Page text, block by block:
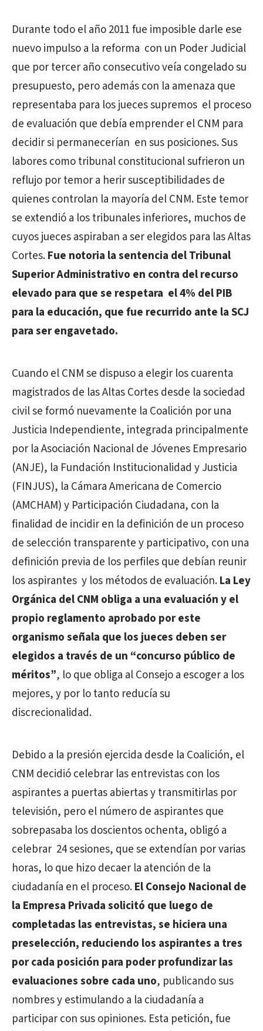
Durante todo el año 2011 fue imposible darle ese
nuevo impulso a la reforma con un Poder Judicial
que por tercer año consecutivo veía congelado su
presupuesto, pero además con la amenaza que
representaba para los jueces supremos el proceso
de evaluación que debía emprender el CNM para
decidir si permanecerían en sus posiciones. Sus
labores como tribunal constitucional sufrieron un
reflujo por temor a herir susceptibilidades de
quienes controlan la mayoría del CNM. Este temor
se extendió a los tribunales inferiores, muchos de
cuyos jueces aspiraban a ser elegidos para las Altas
Cortes.Fue notoria la sentencia del Tribunal
Superior Administrativo en contra del recurso
elevado para que se respetara el 4% del PIB
para la educación, que fue recurrido ante la SCJ
para ser engavetado.
Cuando el CNM se dispuso a elegir los cuarenta
magistrados de las Altas Cortes desde la sociedad
civil se formó nuevamente la Coalición por una
Justicia Independiente, integrada principalmente
por la Asociación Nacional de Jóvenes Empresario
(ANJE), la Fundación Institucionalidad y Justicia
(FINJUS), la Cámara Americana de Comercio
(AMCHAM) y Participación Ciudadana, con la
finalidad de incidir en la definición de un proceso
de selección transparente y participativo, con una
definición previa de los perfiles que debían reunir
los aspirantes y los métodos de evaluación.La Ley
Orgánica del CNM obliga a una evaluación y el
propio reglamento aprobado por este
organismo señala que los jueces deben ser
elegidos a través de un “concurso público de
méritos”, lo que obliga al Consejo a escoger a los
mejores, y por lo tanto reducía su
discrecionalidad.
Debido a la presión ejercida desde la Coalición, el
CNM decidió celebrar las entrevistas con los
aspirantes a puertas abiertas y transmitirlas por
televisión, pero el número de aspirantes que
sobrepasaba los doscientos ochenta, obligó a
celebrar 24 sesiones, que se extendían por varias
horas, lo que hizo decaer la atención de la
ciudadanía en el proceso.El Consejo Nacional de
la Empresa Privada solicitó que luego de
completadas las entrevistas, se hiciera una
preselección, reduciendo los aspirantes a tres
por cada posición para poder profundizar las
evaluaciones sobre cada uno, publicando sus
nombres y estimulando a la ciudadanía a
participar con sus opiniones. Esta petición, fue